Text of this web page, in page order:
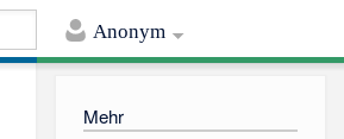
Anonym
Mehr